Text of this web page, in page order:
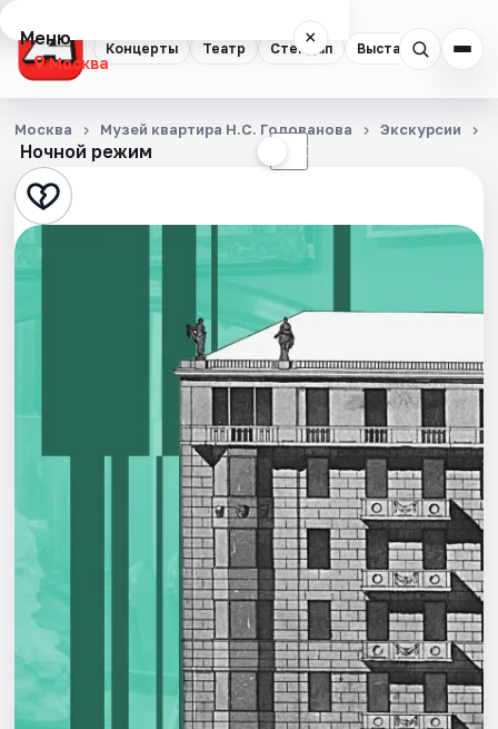
Концерты Театр Стендап Выставки
Меню ×
Москва
Концерты
Театр
Стендап
Выставки
Квесты
Площадки
Артисты
Ночной режим ☾
Москва Музей квартира Н.С. Голованова Экскурсии